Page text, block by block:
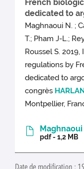
French
dedicated to
Maghnaoui N. ;
T.; Pham J-L.;
Roussel S.
regulations by
dedicated to
congrès
Montpellier,
pdf - 1,2 MB